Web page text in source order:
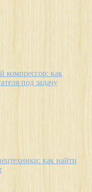
компрессор: как
под задачу
как найти